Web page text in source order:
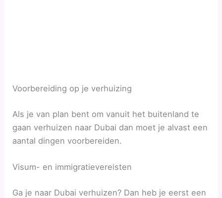
Voorbereiding op je verhuizing
Als je van plan bent om vanuit het buitenland te
gaan verhuizen naar Dubai dan moet je alvast een
aantal dingen voorbereiden.
Visum- en immigratievereisten
Ga je naar Dubai verhuizen? Dan heb je eerst een